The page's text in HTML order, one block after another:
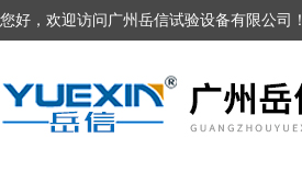
您好，欢迎访问广州岳信试验设备有限公司！